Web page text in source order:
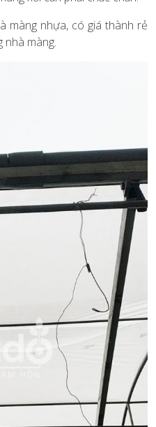
màng nhựa, có giá thành rẻ
nhà màng.